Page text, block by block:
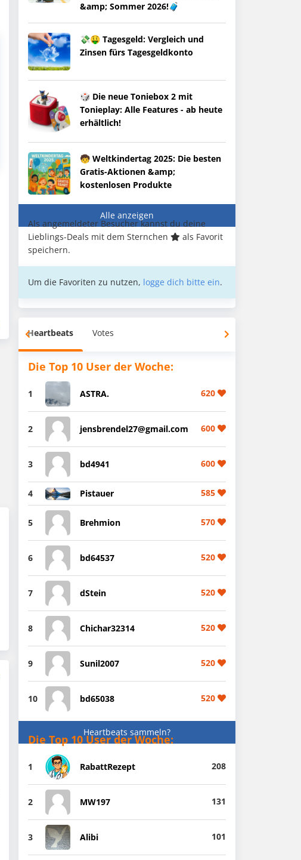
&amp; Sommer 2026!🧳
💸🤑 Tagesgeld: Vergleich und
Zinsen fürs Tagesgeldkonto
🎲 Die neue Toniebox 2 mit
Tonieplay: Alle Features - ab heute
erhältlich!
🧒 Weltkindertag 2025: Die besten
Gratis-Aktionen &amp;
kostenlosen Produkte
Alle anzeigen
Als angemeldeter Besucher kannst du deine
Lieblings-Deals mit dem Sternchen
als Favorit
speichern.
Um die Favoriten zu nutzen, logge dich bitte ein.
Heartbeats Votes
Die Top 10 User der Woche:
1 ASTRA. 620
2 jensbrendel27@gmail.com 600
3 bd4941 600
4 Pistauer 585
5 Brehmion 570
6 bd64537 520
7 dStein 520
8 Chichar32314 520
9 Sunil2007 520
10 bd65038 520
Heartbeats sammeln?
Die Top 10 User der Woche:
1 RabattRezept 208
2 MW197 131
3 Alibi 101